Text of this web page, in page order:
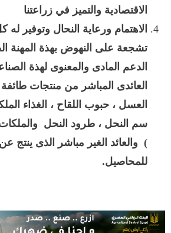
الاقتصادية والتميز في زراعتنا
الاهتمام ورعاية النحال وتوفير له
تشجعة على النهوض بهذة المهنة
الدعم المادى والمعنوى لهذة
العائدى المباشر من منتجات
العسل ، حبوب اللقاح ، الغذاء
سم النحل ، طرود النحل والملكات
) والعائد الغير مباشر الذى ينتج
للمحاصيل.